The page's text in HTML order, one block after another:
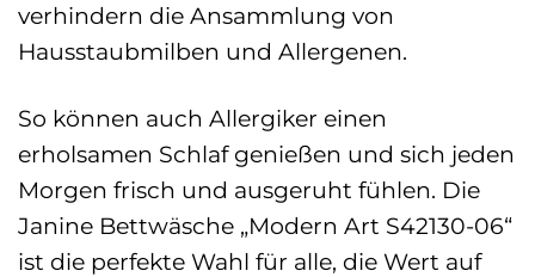
verhindern die Ansammlung von
Hausstaubmilben und Allergenen.
So können auch Allergiker einen
erholsamen Schlaf genießen und sich jeden
Morgen frisch und ausgeruht fühlen. Die
Janine Bettwäsche „Modern Art S42130-06“
ist die perfekte Wahl für alle, die Wert auf